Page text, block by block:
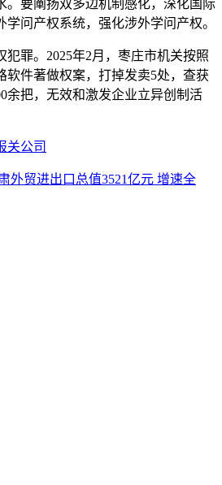
。要阐扬双多边机制感化，深化国际
问产权系统，强化涉外学问产权。
罪。2025年2月，枣庄市机关按照
软件著做权案，打掉发卖5处，查获
余把，无效和激发企业立异创制活
关公司
外贸进出口总值3521亿元 增速全